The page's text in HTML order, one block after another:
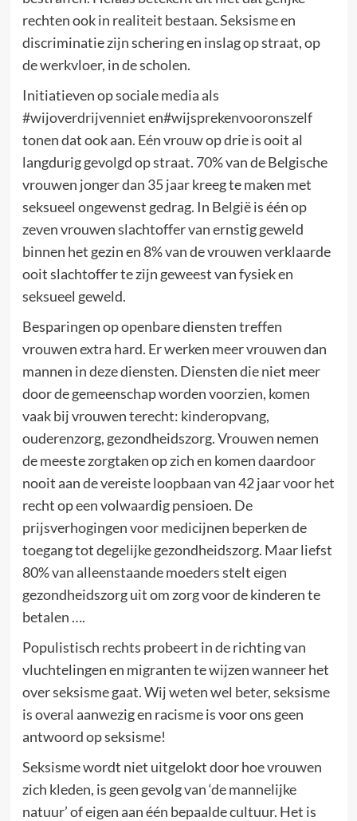
rechten ook in realiteit bestaan. Seksisme en
discriminatie zijn schering en inslag op straat, op
de werkvloer, in de scholen.
Initiatieven op sociale media als
#wijoverdrijvennieten#wijsprekenvooronszelf
tonen dat ook aan. Eén vrouw op drie is ooit al
langdurig gevolgd op straat. 70% van de Belgische
vrouwen jonger dan 35 jaar kreeg te maken met
seksueel ongewenst gedrag. In België is één op
zeven vrouwen slachtoffer van ernstig geweld
binnen het gezin en 8% van de vrouwen verklaarde
ooit slachtoffer te zijn geweest van fysiek en
seksueel geweld.
Besparingen op openbare diensten treffen
vrouwen extra hard. Er werken meer vrouwen dan
mannen in deze diensten. Diensten die niet meer
door de gemeenschap worden voorzien, komen
vaak bij vrouwen terecht: kinderopvang,
ouderenzorg, gezondheidszorg. Vrouwen nemen
de meeste zorgtaken op zich en komen daardoor
nooit aan de vereiste loopbaan van 42 jaar voor het
recht op een volwaardig pensioen. De
prijsverhogingen voor medicijnen beperken de
toegang tot degelijke gezondheidszorg. Maar liefst
80% van alleenstaande moeders stelt eigen
gezondheidszorg uit om zorg voor de kinderen te
betalen ….
Populistisch rechts probeert in de richting van
vluchtelingen en migranten te wijzen wanneer het
over seksisme gaat. Wij weten wel beter, seksisme
is overal aanwezig en racisme is voor ons geen
antwoord op seksisme!
Seksisme wordt niet uitgelokt door hoe vrouwen
zich kleden, is geen gevolg van ‘de mannelijke
natuur’ of eigen aan één bepaalde cultuur. Het is